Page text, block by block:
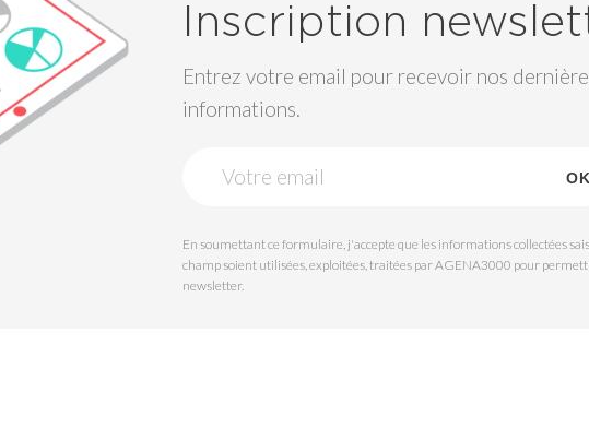
Inscription
Entrez votre email pour recevoir nos
informations.
OK
En soumettant ce formulaire, j'accepte que les informations collectées
champ soient utilisées, exploitées, traitées par AGENA3000 pour
newsletter.